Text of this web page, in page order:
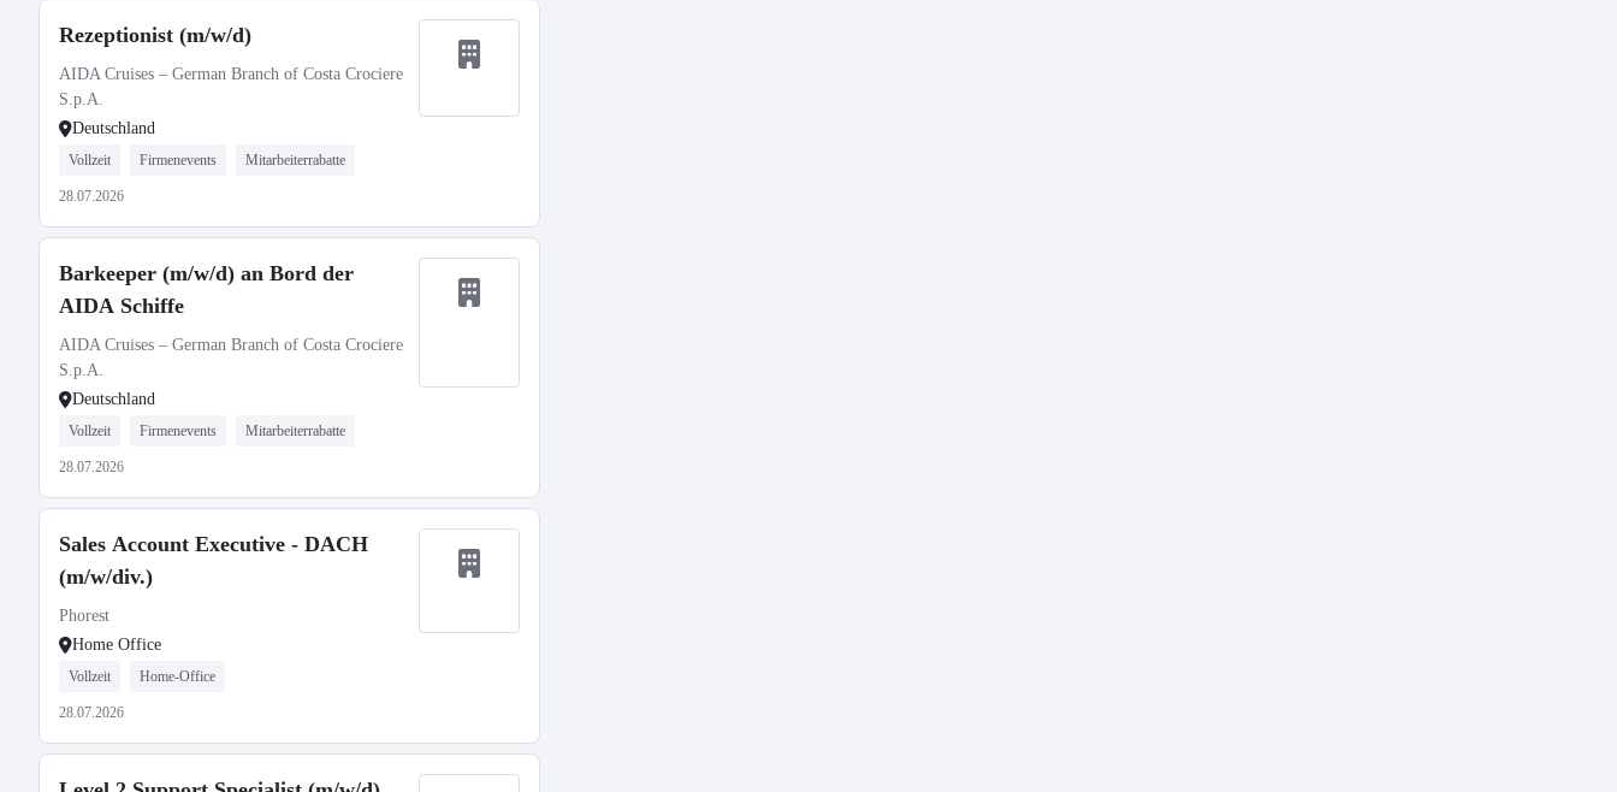
Rezeptionist (m/w/d)
AIDA Cruises – German Branch of Costa Crociere
S.p.A.
Deutschland
Vollzeit Firmenevents Mitarbeiterrabatte
28.07.2026
Barkeeper (m/w/d) an Bord der
AIDA Schiffe
AIDA Cruises – German Branch of Costa Crociere
S.p.A.
Deutschland
Vollzeit Firmenevents Mitarbeiterrabatte
28.07.2026
Sales Account Executive - DACH
(m/w/div.)
Phorest
Home Office
Vollzeit Home-Office
28.07.2026